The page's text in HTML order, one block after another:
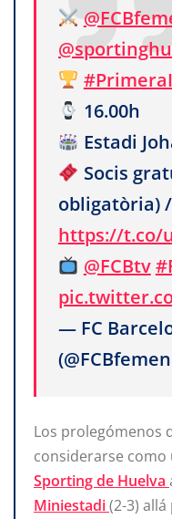
16.00h
Estadi
Socis
obligatòria)
https://t.co/
@FCBtv
— FC
Los prolegómenos
considerarse como
Sporting de Huelva
Miniestadi(2-3)